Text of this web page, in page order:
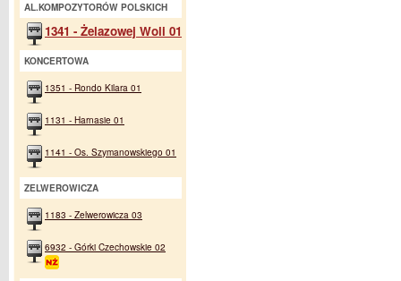
AL.KOMPOZYTORÓW POLSKICH
1341 - Żelazowej Woli 01
KONCERTOWA
1351 - Rondo Kilara 01
1131 - Harnasie 01
1141 - Os. Szymanowskiego 01
ZELWEROWICZA
1183 - Zelwerowicza 03
6932 - Górki Czechowskie 02